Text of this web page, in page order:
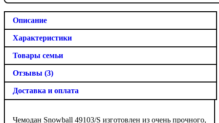
Описание
Характеристики
Товары семьи
Отзывы (3)
Доставка и оплата
Чемодан Snowball 49103/S изготовлен из очень прочного,